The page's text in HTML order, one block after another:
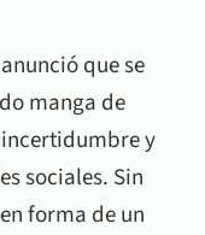
que se
manga de
y
sociales. Sin
forma de un